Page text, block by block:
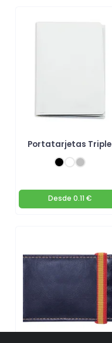
Portatarjetas Triple
Desde 0.11 €